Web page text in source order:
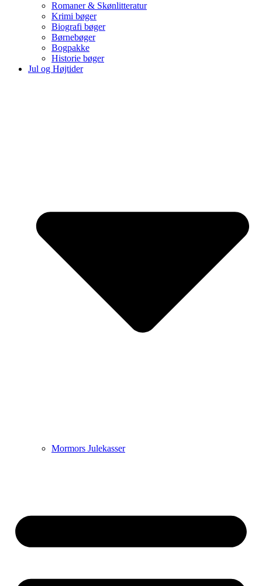
Romaner & Skønlitteratur
Krimi bøger
Biografi bøger
Børnebøger
Bogpakke
Historie bøger
Jul og Højtider
Mormors Julekasser